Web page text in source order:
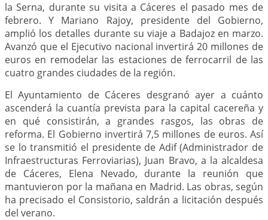
la Serna, durante su visita a Cáceres el pasado mes de
febrero. Y Mariano Rajoy, presidente del Gobierno,
amplió los detalles durante su viaje a Badajoz en marzo.
Avanzó que el Ejecutivo nacional invertirá 20 millones de
euros en remodelar las estaciones de ferrocarril de las
cuatro grandes ciudades de la región.
El Ayuntamiento de Cáceres desgranó ayer a cuánto
ascenderá la cuantía prevista para la capital cacereña y
en qué consistirán, a grandes rasgos, las obras de
reforma. El Gobierno invertirá 7,5 millones de euros. Así
se lo transmitió el presidente de Adif (Administrador de
Infraestructuras Ferroviarias), Juan Bravo, a la alcaldesa
de Cáceres, Elena Nevado, durante la reunión que
mantuvieron por la mañana en Madrid. Las obras, según
ha precisado el Consistorio, saldrán a licitación después
del verano.